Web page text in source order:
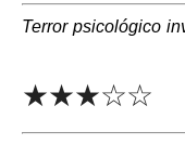
Terror psicológico
★★★☆☆